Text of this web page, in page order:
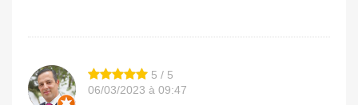
5 / 5
06/03/2023 à 09:47